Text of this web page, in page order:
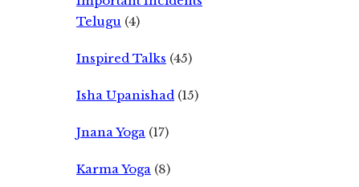
Telugu (4)
Inspired Talks (45)
Isha Upanishad (15)
Jnana Yoga (17)
Karma Yoga (8)